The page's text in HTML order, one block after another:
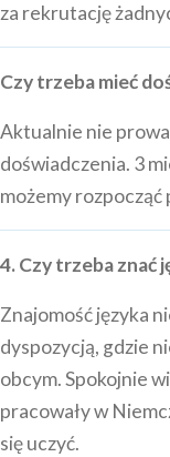
za rekrutację
Czy trzeba mieć
Aktualnie nie
doświadczenia. 3
możemy
4. Czy trzeba znać
Znajomość języka
dyspozycją, gdzie
obcym. Spokojnie
pracowały w
się uczyć.